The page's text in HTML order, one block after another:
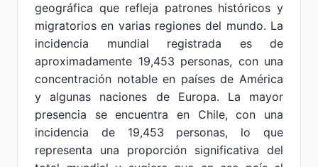
geográfica que refleja patrones históricos y
migratorios en varias regiones del mundo. La
incidencia mundial registrada es de
aproximadamente 19,453 personas, con una
concentración notable en países de América
y algunas naciones de Europa. La mayor
presencia se encuentra en Chile, con una
incidencia de 19,453 personas, lo que
representa una proporción significativa del